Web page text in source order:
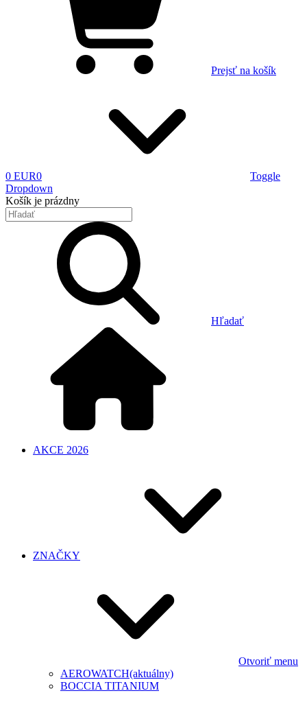
Prejsť na košík
0 EUR0
Toggle
Dropdown
Košík je prázdny
Hľadať
AKCE 2026
ZNAČKY
Otvoriť menu
AEROWATCH(aktuálny)
BOCCIA TITANIUM